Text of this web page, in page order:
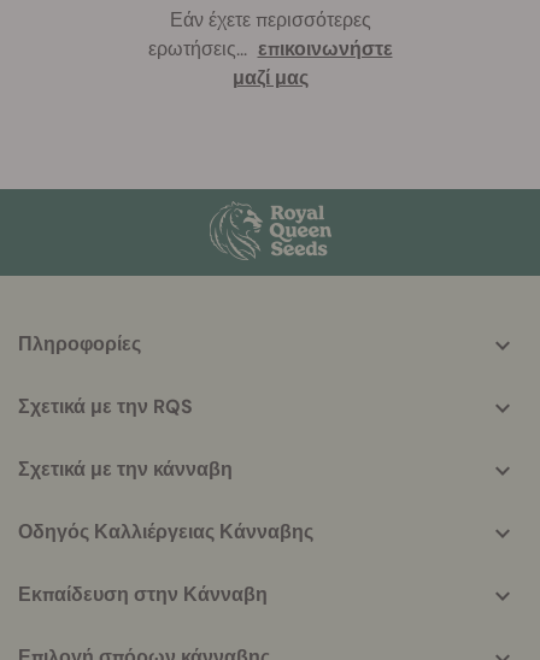
Εάν έχετε περισσότερες
ερωτήσεις... επικοινωνήστε
μαζί μας
helpful
Πληροφορίες
Σχετικά με την RQS
Σχετικά με την κάνναβη
Οδηγός Καλλιέργειας Κάνναβης
Εκπαίδευση στην Κάνναβη